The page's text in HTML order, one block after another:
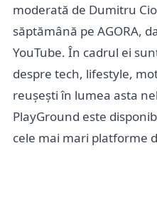
moderată de Dumitru
săptămână pe AGORA,
YouTube. În cadrul ei
despre tech, lifestyle,
reușești în lumea asta
PlayGround este
cele mai mari platforme